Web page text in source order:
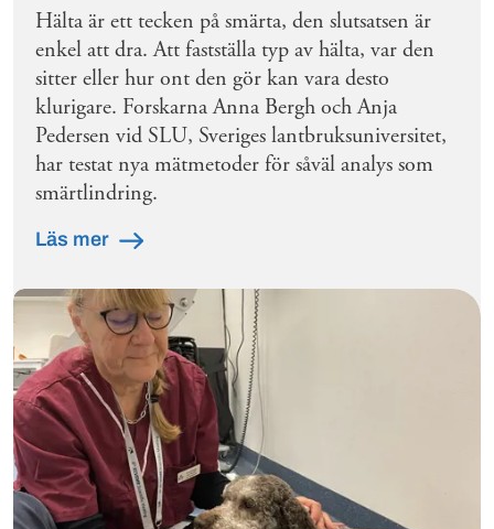
Hälta är ett tecken på smärta, den slutsatsen är
enkel att dra. Att fastställa typ av hälta, var den
sitter eller hur ont den gör kan vara desto
klurigare. Forskarna Anna Bergh och Anja
Pedersen vid SLU, Sveriges lantbruksuniversitet,
har testat nya mätmetoder för såväl analys som
smärtlindring.
Läs mer